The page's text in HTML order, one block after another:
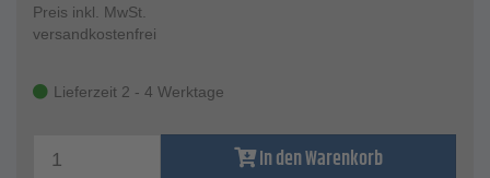
Preis inkl. MwSt.
versandkostenfrei
Lieferzeit 2 - 4 Werktage
In den Warenkorb